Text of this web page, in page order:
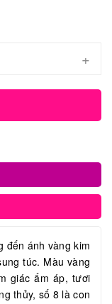
+
đến ánh vàng kim
túc. Màu vàng
giác ấm áp, tươi
thủy, số 8 là con